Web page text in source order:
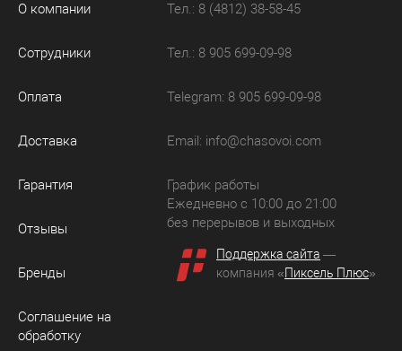
О компании
Сотрудники
Оплата
Доставка
Гарантия
Отзывы
Бренды
Соглашение на
обработку
Тел.: 8 (4812) 38-58-45
Тел.: 8 905 699-09-98
Telegram: 8 905 699-09-98
Email: info@chasovoi.com
График работы
Ежедневно с 10:00 до 21:00
без перерывов и выходных
Поддержка сайта —
компания «Пиксель Плюс»